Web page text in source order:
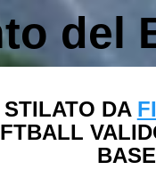
del
DA